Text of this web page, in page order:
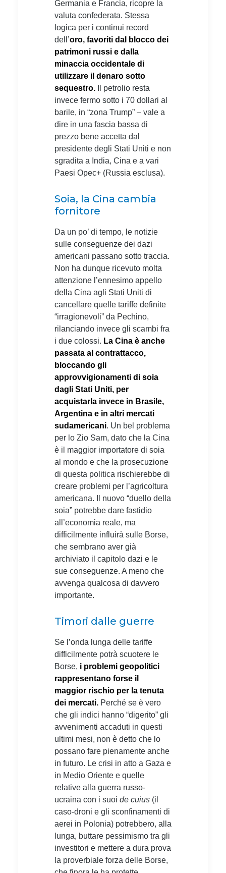
Germania e Francia, ricopre la
valuta confederata. Stessa
logica per i continui record
dell’oro, favoriti dal blocco dei
patrimoni russi e dalla
minaccia occidentale di
utilizzare il denaro sotto
sequestro. Il petrolio resta
invece fermo sotto i 70 dollari al
barile, in “zona Trump” – vale a
dire in una fascia bassa di
prezzo bene accetta dal
presidente degli Stati Uniti e non
sgradita a India, Cina e a vari
Paesi Opec+ (Russia esclusa).
Soia, la Cina cambia
fornitore
Da un po’ di tempo, le notizie
sulle conseguenze dei dazi
americani passano sotto traccia.
Non ha dunque ricevuto molta
attenzione l’ennesimo appello
della Cina agli Stati Uniti di
cancellare quelle tariffe definite
“irragionevoli” da Pechino,
rilanciando invece gli scambi fra
i due colossi. La Cina è anche
passata al contrattacco,
bloccando gli
approvvigionamenti di soia
dagli Stati Uniti, per
acquistarla invece in Brasile,
Argentina e in altri mercati
sudamericani. Un bel problema
per lo Zio Sam, dato che la Cina
è il maggior importatore di soia
al mondo e che la prosecuzione
di questa politica rischierebbe di
creare problemi per l’agricoltura
americana. Il nuovo “duello della
soia” potrebbe dare fastidio
all’economia reale, ma
difficilmente influirà sulle Borse,
che sembrano aver già
archiviato il capitolo dazi e le
sue conseguenze. A meno che
avvenga qualcosa di davvero
importante.
Timori dalle guerre
Se l’onda lunga delle tariffe
difficilmente potrà scuotere le
Borse, i problemi geopolitici
rappresentano forse il
maggior rischio per la tenuta
dei mercati. Perché se è vero
che gli indici hanno “digerito” gli
avvenimenti accaduti in questi
ultimi mesi, non è detto che lo
possano fare pienamente anche
in futuro. Le crisi in atto a Gaza e
in Medio Oriente e quelle
relative alla guerra russo-
ucraina con i suoi de cuius (il
caso-droni e gli sconfinamenti di
aerei in Polonia) potrebbero, alla
lunga, buttare pessimismo tra gli
investitori e mettere a dura prova
la proverbiale forza delle Borse,